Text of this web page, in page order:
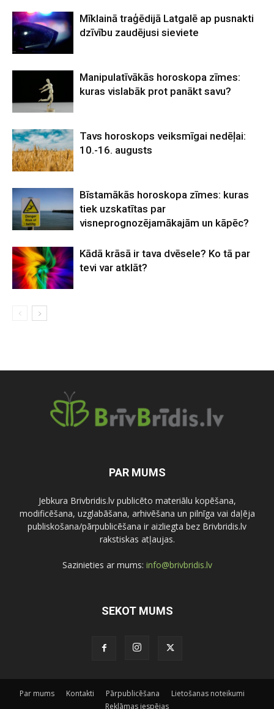
Mīklainā traģēdijā Latgalē ap pusnakti
dzīvību zaudējusi sieviete
Manipulatīvākās horoskopa zīmes:
kuras vislabāk prot panākt savu?
Tavs horoskops veiksmīgai nedēļai:
10.-16. augusts
Bīstamākās horoskopa zīmes: kuras
tiek uzskatītas par
visneprognozējamākajām un kāpēc?
Kādā krāsā ir tava dvēsele? Ko tā par
tevi var atklāt?
PAR MUMS
Jebkura Brivbridis.lv publicēto materiālu kopēšana,
modificēšana, uzglabāšana, arhivēšana un pilnīga vai daļēja
publiskošana/pārpublicēšana ir aizliegta bez Brivbridis.lv
rakstiskas atļaujas.
Sazinieties ar mums: info@brivbridis.lv
SEKOT MUMS
Par mums Kontakti Pārpublicēšana
Lietošanas noteikumi
Reklāmas iespējas